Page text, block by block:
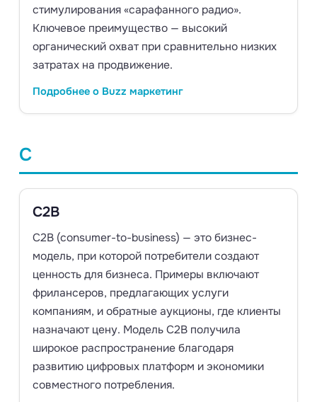
стимулирования «сарафанного радио».
Ключевое преимущество — высокий
органический охват при сравнительно низких
затратах на продвижение.
Подробнее о Buzz маркетинг
C
C2B
C2B (consumer-to-business) — это бизнес-
модель, при которой потребители создают
ценность для бизнеса. Примеры включают
фрилансеров, предлагающих услуги
компаниям, и обратные аукционы, где клиенты
назначают цену. Модель C2B получила
широкое распространение благодаря
развитию цифровых платформ и экономики
совместного потребления.